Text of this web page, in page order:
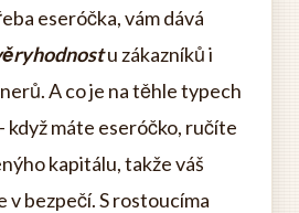
eseróčka, vám dává
u zákazníků i
A co je na těhle typech
když máte eseróčko, ručíte
kapitálu, takže váš
v bezpečí. S rostoucíma